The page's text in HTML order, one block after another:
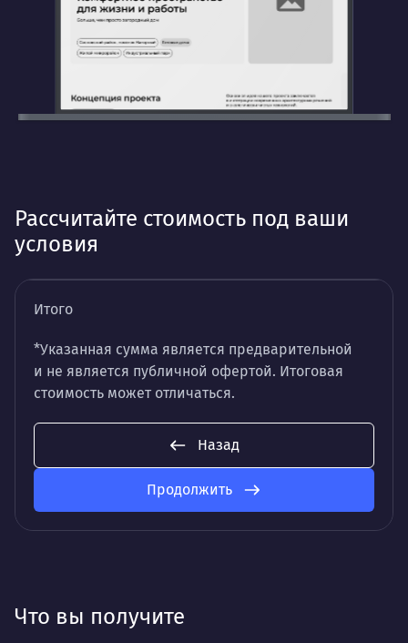
Рассчитайте стоимость под ваши
условия
Итого
*Указанная сумма является предварительной
и не является публичной офертой. Итоговая
стоимость может отличаться.
Назад
Продолжить
Что вы получите